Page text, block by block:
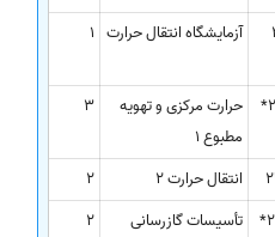
آزمایشگاه انتقال حرارت 1
حرارت مرکزی و تهویه
مطبوع 1
3
انتقال حرارت 2
2
تأسیسات گازرسانی 2